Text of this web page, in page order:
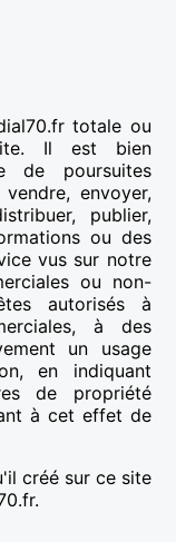
totale ou
Il est bien
de poursuites
envoyer,
publier,
ou des
vus sur notre
ou non-
autorisés à
à des
un usage
en indiquant
de propriété
à cet effet de
créé sur ce site